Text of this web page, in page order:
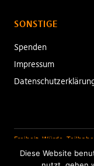
SONSTIGE
Spenden
Impressum
Freiheit. Würde. Teilhabe.
Diese Website